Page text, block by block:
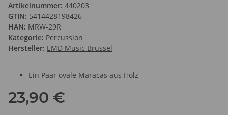
Artikelnummer: 440203
GTIN: 5414428198426
HAN: MRW-29R
Kategorie: Percussion
Hersteller: EMD Music Brüssel
Ein Paar ovale Maracas aus Holz
23,90 €